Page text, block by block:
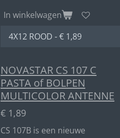
In winkelwagen
NOVASTAR CS 107 C
PASTA of BOLPEN
MULTICOLOR ANTENNE
€ 1,89
CS 107B is een nieuwe